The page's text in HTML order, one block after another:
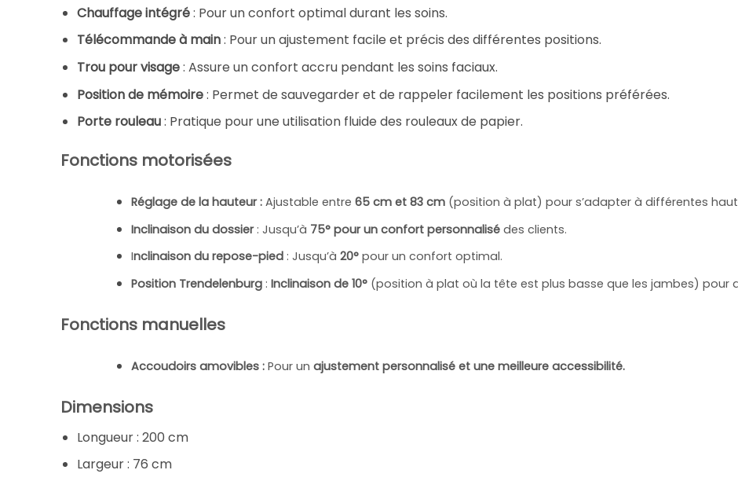
Chauffage intégré: Pour un confort optimal durant les soins.
Télécommande à main: Pour un ajustement facile et précis des différentes positions.
Trou pour visage: Assure un confort accru pendant les soins faciaux.
Position de mémoire: Permet de sauvegarder et de rappeler facilement les positions préférées.
Porte rouleau: Pratique pour une utilisation fluide des rouleaux de papier.
Fonctions motorisées
Réglage de la hauteur: Ajustable entre 65 cm et 83 cm(position à plat) pour s’adapter à différentes
Inclinaison du dossier: Jusqu’à 75° pour un confort personnalisédes clients.
Inclinaison du repose-pied: Jusqu’à 20°pour un confort optimal.
Position Trendelenburg: Inclinaison de 10°(position à plat où la tête est plus basse que les jambes) pour
Fonctions manuelles
Accoudoirs amovibles: Pour un ajustement personnalisé et une meilleure accessibilité.
Dimensions
Longueur : 200 cm
Largeur : 76 cm